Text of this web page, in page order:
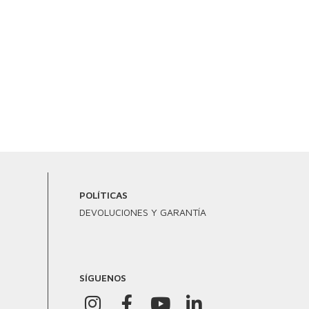
POLÍTICAS
DEVOLUCIONES Y GARANTÍA
SÍGUENOS